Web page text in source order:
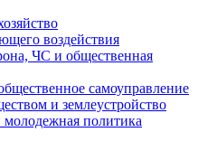
воздействия
ЧС и общественная
самоуправление
и землеустройство
молодежная политика